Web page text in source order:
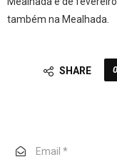
também na Mealhada.
SHARE 0